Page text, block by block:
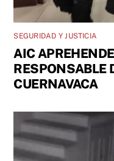
SEGURIDAD Y JUSTICIA
AIC
RESPONSABLE
CUERNAVACA